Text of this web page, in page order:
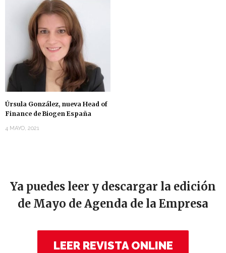
Úrsula González, nueva Head of
Finance de Biogen España
4 MAYO, 2021
Ya puedes leer y descargar la edición
de Mayo de Agenda de la Empresa
LEER REVISTA ONLINE